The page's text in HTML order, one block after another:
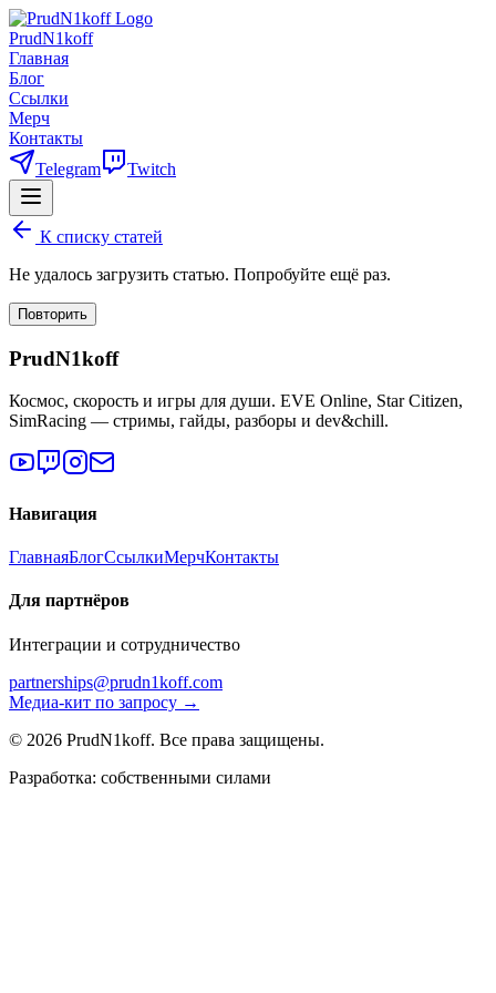
PrudN1koff
Главная
Блог
Ссылки
Мерч
Контакты
Telegram
Twitch
К списку статей
Не удалось загрузить статью. Попробуйте ещё раз.
Повторить
PrudN1koff
Космос, скорость и игры для души. EVE Online, Star Citizen,
SimRacing — стримы, гайды, разборы и dev&chill.
Навигация
ГлавнаяБлогСсылкиМерчКонтакты
Для партнёров
Интеграции и сотрудничество
partnerships@prudn1koff.com
Медиа-кит по запросу →
© 2026 PrudN1koff. Все права защищены.
Разработка: собственными силами